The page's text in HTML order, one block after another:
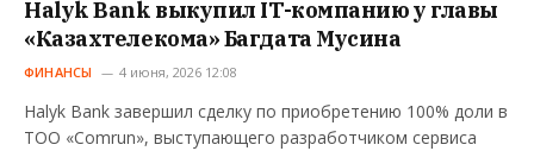
Halyk Bank выкупил IT-компанию у главы
«Казахтелекома» Багдата Мусина
ФИНАНСЫ 4 июня, 2026 12:08
Halyk Bank завершил сделку по приобретению 100% доли в
ТОО «Comrun», выступающего разработчиком сервиса